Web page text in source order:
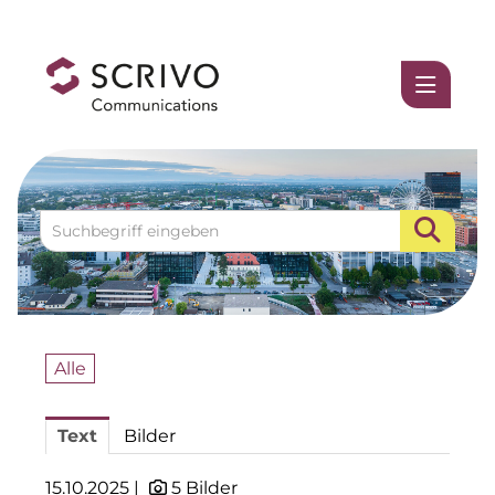
Medienmitteilungen
1337UGC
ACCUMULATA
Accumulata Operations (AOP)
AIM
BHB Unternehmensgruppe
City 1 Group
Clean Intralogistics Net (CIN)
Alle
Text Bilder
15.10.2025 | 5 Bilder